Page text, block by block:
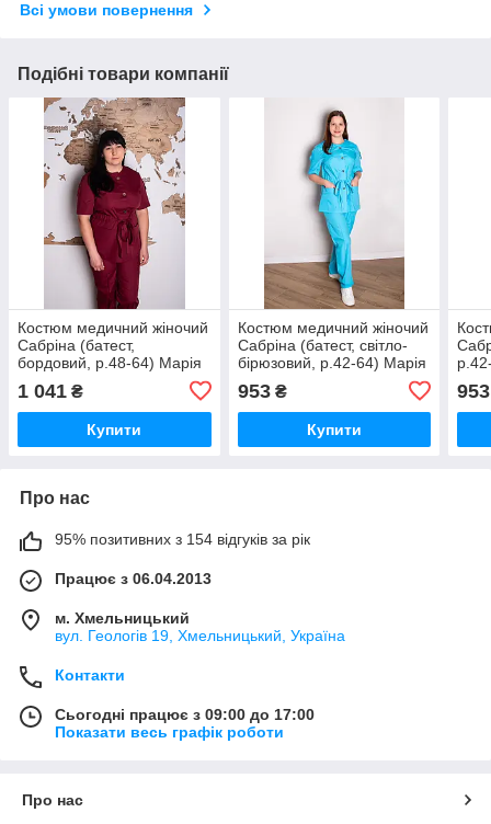
Всі умови повернення
Подібні товари компанії
Костюм медичний жіночий
Сабріна (батест,
бордовий, р.48-64) Марія
1 041 ₴
Купити
Костюм медичний жіночий
Сабріна (батест, світло-
бірюзовий, р.42-64) Марія
953₴
Купити
953
Про нас
95% позитивних з 154 відгуків за рік
Працює з 06.04.2013
м. Хмельницький
вул. Геологів 19, Хмельницький, Україна
Контакти
Сьогодні працює з 09:00 до 17:00
Показати весь графік роботи
Про нас